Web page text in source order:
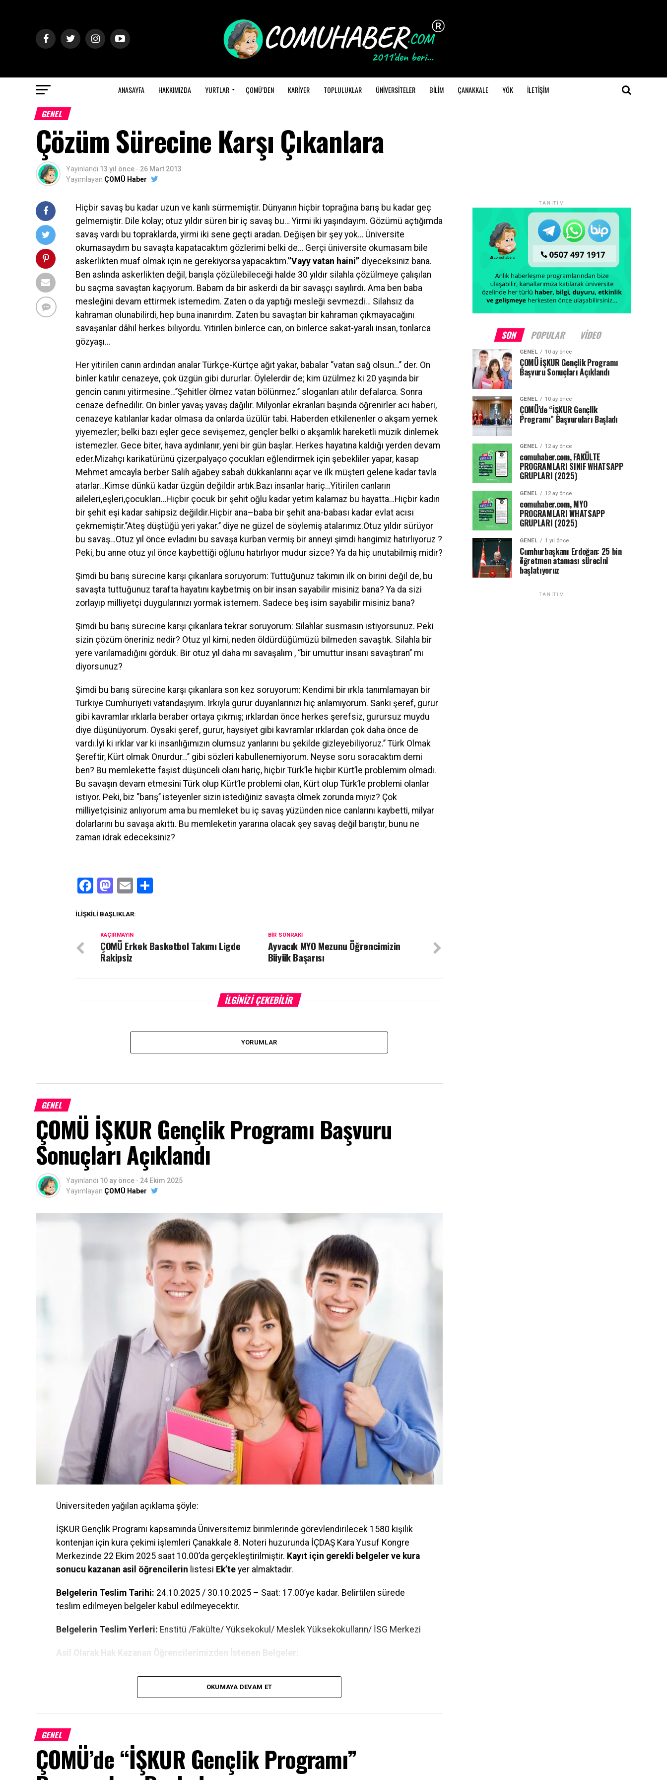
ANASAYFA HAKKIMIZDA YURTLAR ÇOMÜ’DEN KARİYER TOPLULUKLAR ÜNİVERSİTELER BİLİM ÇANAKKALE YÖK İLETİŞİM
GENEL
Çözüm Sürecine Karşı Çıkanlara
Yayınlandı 13 yıl önce - 26 Mart 2013
Yayımlayan ÇOMÜ Haber
Hiçbir savaş bu kadar uzun ve kanlı sürmemiştir. Dünyanın hiçbir toprağına barış bu kadar geç
gelmemiştir. Dile kolay; otuz yıldır süren bir iç savaş bu… Yirmi iki yaşındayım. Gözümü açtığımda
savaş vardı bu topraklarda, yirmi iki sene geçti aradan. Değişen bir şey yok… Üniversite
okumasaydım bu savaşta kapatacaktım gözlerimi belki de… Gerçi üniversite okumasam bile
askerlikten muaf olmak için ne gerekiyorsa yapacaktım.’’Vayy vatan haini’’ diyeceksiniz bana.
Ben aslında askerlikten değil, barışla çözülebileceği halde 30 yıldır silahla çözülmeye çalışılan
bu saçma savaştan kaçıyorum. Babam da bir askerdi da bir savaşçı sayılırdı. Ama ben baba
mesleğini devam ettirmek istemedim. Zaten o da yaptığı mesleği sevmezdi… Silahsız da
kahraman olunabilirdi, hep buna inanırdım. Zaten bu savaştan bir kahraman çıkmayacağını
savaşanlar dâhil herkes biliyordu. Yitirilen binlerce can, on binlerce sakat-yaralı insan, tonlarca
gözyaşı…
Her yitirilen canın ardından analar Türkçe-Kürtçe ağıt yakar, babalar ‘’vatan sağ olsun…’’ der. On
binler katılır cenazeye, çok üzgün gibi dururlar. Öylelerdir de; kim üzülmez ki 20 yaşında bir
gencin canını yitirmesine…’’Şehitler ölmez vatan bölünmez.’’ sloganları atılır defalarca. Sonra
cenaze defnedilir. On binler yavaş yavaş dağılır. Milyonlar ekranları başında öğrenirler acı haberi,
cenazeye katılanlar kadar olmasa da onlarda üzülür tabi. Haberden etkilenenler o akşam yemek
yiyemezler; belki bazı eşler gece sevişemez, gençler belki o akşamlık hareketli müzik dinlemek
istemezler. Gece biter, hava aydınlanır, yeni bir gün başlar. Herkes hayatına kaldığı yerden devam
eder.Mizahçı karikatürünü çizer,palyaço çocukları eğlendirmek için şebekliler yapar, kasap
Mehmet amcayla berber Salih ağabey sabah dükkanlarını açar ve ilk müşteri gelene kadar tavla
atarlar…Kimse dünkü kadar üzgün değildir artık.Bazı insanlar hariç…Yitirilen canların
aileleri,eşleri,çocukları…Hiçbir çocuk bir şehit oğlu kadar yetim kalamaz bu hayatta…Hiçbir kadın
bir şehit eşi kadar sahipsiz değildir.Hiçbir ana–baba bir şehit ana-babası kadar evlat acısı
çekmemiştir.’’Ateş düştüğü yeri yakar.’’ diye ne güzel de söylemiş atalarımız.Otuz yıldır sürüyor
bu savaş…Otuz yıl önce evladını bu savaşa kurban vermiş bir anneyi şimdi hangimiz hatırlıyoruz ?
Peki, bu anne otuz yıl önce kaybettiği oğlunu hatırlıyor mudur sizce? Ya da hiç unutabilmiş midir?
Şimdi bu barış sürecine karşı çıkanlara soruyorum: Tuttuğunuz takımın ilk on birini değil de, bu
savaşta tuttuğunuz tarafta hayatını kaybetmiş on bir insan sayabilir misiniz bana? Ya da sizi
zorlayıp milliyetçi duygularınızı yormak istemem. Sadece beş isim sayabilir misiniz bana?
Şimdi bu barış sürecine karşı çıkanlara tekrar soruyorum: Silahlar susmasın istiyorsunuz. Peki
sizin çözüm öneriniz nedir? Otuz yıl kimi, neden öldürdüğümüzü bilmeden savaştık. Silahla bir
yere varılamadığını gördük. Bir otuz yıl daha mı savaşalım , ‘’bir umuttur insanı savaştıran’’ mı
diyorsunuz?
Şimdi bu barış sürecine karşı çıkanlara son kez soruyorum: Kendimi bir ırkla tanımlamayan bir
Türkiye Cumhuriyeti vatandaşıyım. Irkıyla gurur duyanlarınızı hiç anlamıyorum. Sanki şeref, gurur
gibi kavramlar ırklarla beraber ortaya çıkmış; ırklardan önce herkes şerefsiz, gurursuz muydu
diye düşünüyorum. Oysaki şeref, gurur, haysiyet gibi kavramlar ırklardan çok daha önce de
vardı.İyi ki ırklar var ki insanlığımızın olumsuz yanlarını bu şekilde gizleyebiliyoruz.’’ Türk Olmak
Şereftir, Kürt olmak Onurdur…’’ gibi sözleri kabullenemiyorum. Neyse soru soracaktım demi
ben? Bu memlekette faşist düşünceli olanı hariç, hiçbir Türk’le hiçbir Kürt’le problemim olmadı.
Bu savaşın devam etmesini Türk olup Kürt’le problemi olan, Kürt olup Türk’le problemi olanlar
istiyor. Peki, biz ‘’barış’’ isteyenler sizin istediğiniz savaşta ölmek zorunda mıyız? Çok
milliyetçisiniz anlıyorum ama bu memleket bu iç savaş yüzünden nice canlarını kaybetti, milyar
dolarlarını bu savaşa akıttı. Bu memleketin yararına olacak şey savaş değil barıştır, bunu ne
zaman idrak edeceksiniz?
Facebook
Mastodon
Email
İLIŞKILI BAŞLIKLAR:
BIR SONRAKI
Ayvacık MYO Mezunu Öğrencimizin
Büyük Başarısı
KAÇIRMAYIN
ÇOMÜ Erkek Basketbol Takımı Ligde
Rakipsiz
İLGINIZI ÇEKEBILIR
YORUMLAR
GENEL
ÇOMÜ İŞKUR Gençlik Programı Başvuru
Sonuçları Açıklandı
Yayınlandı 10 ay önce - 24 Ekim 2025
Yayımlayan ÇOMÜ Haber
Üniversiteden yağılan açıklama şöyle:
İŞKUR Gençlik Programı kapsamında Üniversitemiz birimlerinde görevlendirilecek 1580 kişilik
kontenjan için kura çekimi işlemleri Çanakkale 8. Noteri huzurunda İÇDAŞ Kara Yusuf Kongre
Merkezinde 22 Ekim 2025 saat 10.00’da gerçekleştirilmiştir. Kayıt için gerekli belgeler ve kura
sonucu kazanan asil öğrencilerin listesi Ek’te yer almaktadır.
Belgelerin Teslim Tarihi: 24.10.2025 / 30.10.2025 – Saat: 17.00’ye kadar. Belirtilen sürede
teslim edilmeyen belgeler kabul edilmeyecektir.
Belgelerin Teslim Yerleri: Enstitü /Fakülte/ Yüksekokul/ Meslek Yüksekokulların/ İSG Merkezi
Asil Olarak Hak Kazanan Öğrencilerimizden İstenen Belgeler:
2– Adli Sicil Belgesi (E-Devlet)
evrağı (E-Devlet)
4- Yurtta kalanlar için “Yurtta Barınma Belgesi” (E-Devlet) / Diğer toplu alanlar için “Kanıtlayıcı
Belge” (Yurt ve benzeri toplu yaşam alanlarında olanlar için hane gelir şartı aranmaz.)
OKUMAYA DEVAM ET
GENEL
ÇOMÜ’de “İŞKUR Gençlik Programı”
TANITIM
SON POPULAR VIDEO
GENEL 10 ay önce
ÇOMÜ İŞKUR Gençlik Programı
Başvuru Sonuçları Açıklandı
GENEL 10 ay önce
ÇOMÜ’de “İŞKUR Gençlik
Programı” Başvuruları Başladı
GENEL 12 ay önce
comuhaber.com, FAKÜLTE
PROGRAMLARI SINIF WHATSAPP
GRUPLARI (2025)
GENEL 12 ay önce
comuhaber.com, MYO
PROGRAMLARI WHATSAPP
GRUPLARI (2025)
GENEL 1 yıl önce
Cumhurbaşkanı Erdoğan: 25 bin
öğretmen ataması sürecini
başlatıyoruz
TANITIM